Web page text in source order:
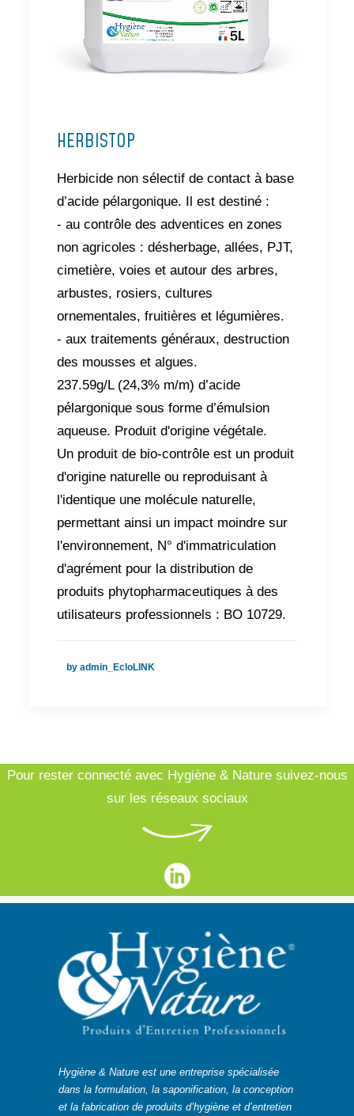
HERBISTOP
Herbicide non sélectif de contact à base
d’acide pélargonique. Il est destiné :
- au contrôle des adventices en zones
non agricoles : désherbage, allées, PJT,
cimetière, voies et autour des arbres,
arbustes, rosiers, cultures
ornementales, fruitières et légumières.
- aux traitements généraux, destruction
des mousses et algues.
237.59g/L (24,3% m/m) d’acide
pélargonique sous forme d’émulsion
aqueuse. Produit d'origine végétale.
Un produit de bio-contrôle est un produit
d'origine naturelle ou reproduisant à
l'identique une molécule naturelle,
permettant ainsi un impact moindre sur
l'environnement, N° d'immatriculation
d'agrément pour la distribution de
produits phytopharmaceutiques à des
utilisateurs professionnels : BO 10729.
by admin_EcloLINK
Pour rester connecté avec Hygiène & Nature suivez-nous
sur les réseaux sociaux
Hygiène & Nature est une entreprise spécialisée
dans la formulation, la saponification, la conception
et la fabrication de produits d’hygiène et d’entretien